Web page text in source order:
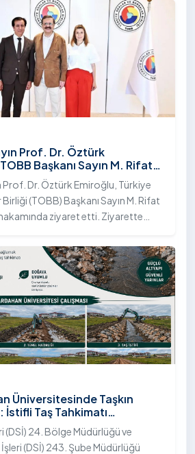
"Genç Vizyon" programına
olarak katıldı.
Prof. Dr. Öztürk
Başkanı Sayın M. Rifat
Ziyaret
Prof. Dr. Öztürk Emiroğlu, Türkiye
(TOBB) Başkanı Sayın M. Rifat
ziyaret etti. Ziyarette
eşlik etti.
Üniversitesinde Taşkın
İstifli Taş Tahkimatı
(DSİ) 24. Bölge Müdürlüğü ve
(DSİ) 243. Şube Müdürlüğü